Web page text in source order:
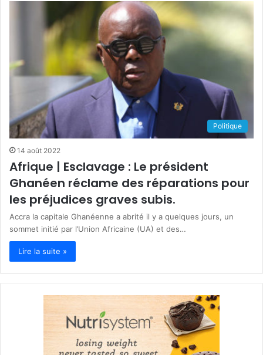
Politique
14 août 2022
Afrique | Esclavage : Le président
Ghanéen réclame des réparations pour
les préjudices graves subis.
Accra la capitale Ghanéenne a abrité il y a quelques jours, un
sommet initié par l’Union Africaine (UA) et des…
Lire la suite »